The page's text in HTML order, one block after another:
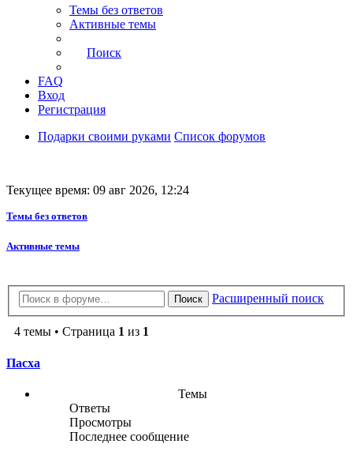
Темы без ответов
Активные темы
Поиск
FAQ
Вход
Регистрация
Подарки своими руками Список форумов
Текущее время: 09 авг 2026, 12:24
Темы без ответов
Активные темы
Поиск Расширенный поиск
4 темы • Страница 1 из 1
Пасха
Темы
Ответы
Просмотры
Последнее сообщение